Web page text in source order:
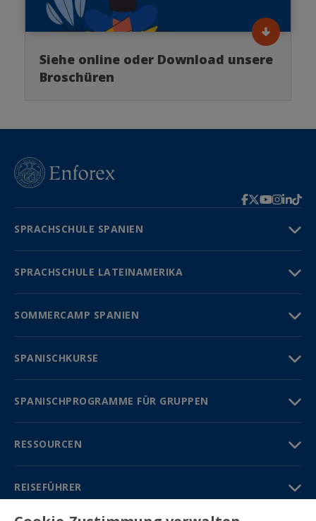
Siehe online oder Download unsere
Broschüren
SPRACHSCHULE SPANIEN
SPRACHSCHULE LATEINAMERIKA
SOMMERCAMP SPANIEN
SPANISCHKURSE
SPANISCHPROGRAMME FÜR GRUPPEN
RESSOURCEN
REISEFÜHRER